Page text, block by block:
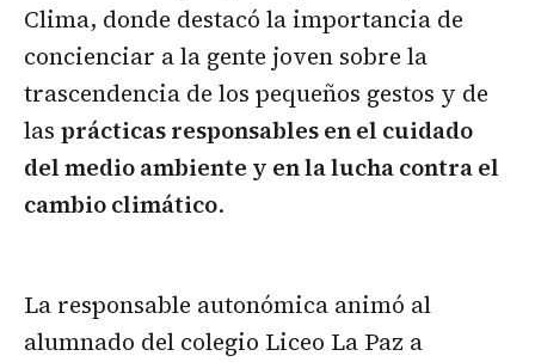
Clima, donde destacó la importancia de
concienciar a la gente joven sobre la
trascendencia de los pequeños gestos y de
las prácticas responsables en el cuidado
del medio ambiente y en la lucha contra el
cambio climático.
La responsable autonómica animó al
alumnado del colegio Liceo La Paz a